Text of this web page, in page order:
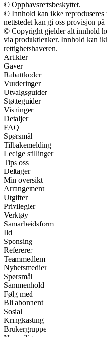
© Opphavsrettsbeskyttet.
© Innhold kan ikke reproduseres
nettstedet kan gi oss provisjon på
© Copyright gjelder alt innhold
via produktlenker. Innhold kan
rettighetshaveren.
Artikler
Gaver
Rabattkoder
Vurderinger
Utvalgsguider
Støtteguider
Visninger
Detaljer
FAQ
Spørsmål
Tilbakemelding
Ledige stillinger
Tips oss
Deltager
Min oversikt
Arrangement
Utgifter
Privilegier
Verktøy
Samarbeidsform
Ild
Sponsing
Refererer
Teammedlem
Nyhetsmedier
Spørsmål
Sammenhold
Følg med
Bli abonnent
Sosial
Kringkasting
Brukergruppe